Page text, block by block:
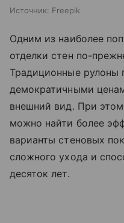
Источник: Freepik
Одним из наиболее
отделки стен по-
Традиционные рулоны
демократичными
внешний вид. При
можно найти более
варианты стеновых
сложного ухода и
десяток лет.